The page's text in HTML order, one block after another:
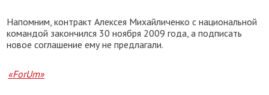
Напомним, контракт Алексея Михайличенко с национальной
командой закончился 30 ноября 2009 года, а подписать
новое соглашение ему не предлагали.
«ForUm»